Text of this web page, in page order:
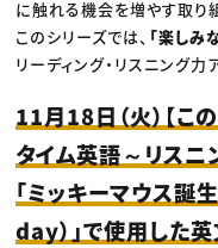
プロフェッ
に触れる機会を増やす取り
このシリーズでは、 「楽しみ
リーディング・リスニング力
11月18日（火）【こ
タイム英語～リスニ
「ミッキーマウス
day）」で使用した